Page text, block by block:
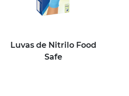
Luvas de Nitrilo Food
Safe